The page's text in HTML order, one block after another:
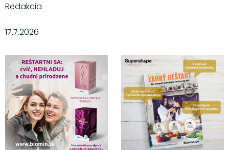
Redakcia
·
17.7.2026